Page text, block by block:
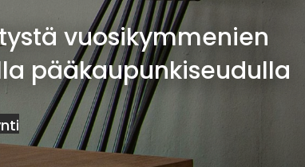
vuosikymmenien
pääkaupunkiseudulla